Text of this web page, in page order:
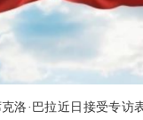
·巴拉近日接受专访